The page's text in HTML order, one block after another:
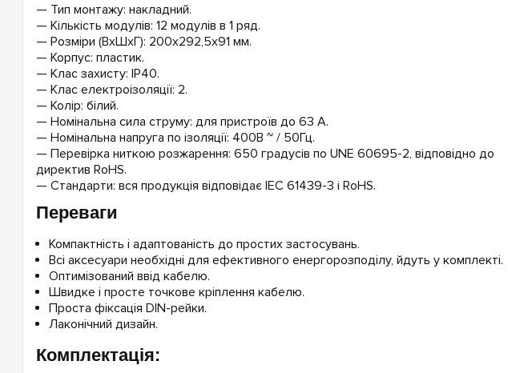
— Тип монтажу: накладний.
— Кількість модулів: 12 модулів в 1 ряд.
— Розміри (ВxШxГ): 200x292,5x91 мм.
— Корпус: пластик.
— Клас захисту: IP40.
— Клас електроізоляції: 2.
— Колір: білий.
— Номінальна сила струму: для пристроїв до 63 А.
— Номінальна напруга по ізоляції: 400В ~ / 50Гц.
— Перевірка ниткою розжарення: 650 градусів по UNE 60695-2, відповідно до
директив RoHS.
— Стандарти: вся продукція відповідає IEC 61439-3 і RoHS.
Переваги
Компактність і адаптованість до простих застосувань.
Всі аксесуари необхідні для ефективного енергорозподілу, йдуть у комплекті.
Оптимізований ввід кабелю.
Швидке і просте точкове кріплення кабелю.
Проста фіксація DIN-рейки.
Лаконічний дизайн.
Комплектація: